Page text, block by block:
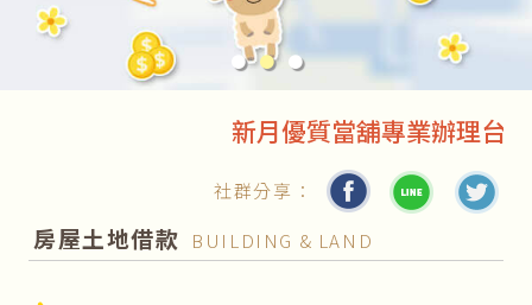
● ● ●
新月優質當舖專業辦理台北
社群分享：
房屋土地借款 BUILDING & LAND